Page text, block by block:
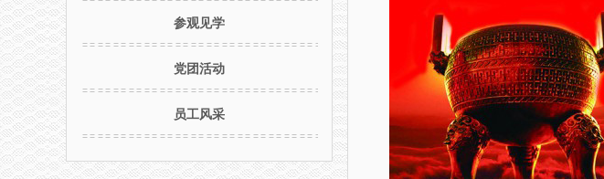
参观见学
党团活动
员工风采